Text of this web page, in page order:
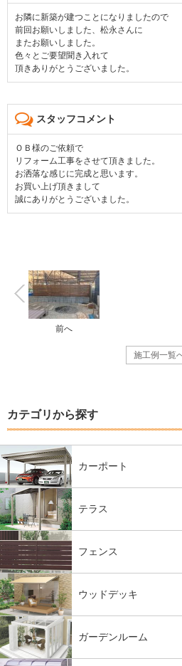
お隣に新築が建つことになりましたので
前回お願いしました、松永さんに
またお願いしました。
色々とご要望聞き入れて
頂きありがとうございました。
スタッフコメント
ＯＢ様のご依頼で
リフォーム工事をさせて頂きました。
お洒落な感じに完成と思います。
お買い上げ頂きまして
誠にありがとうございました。
施工例一覧
前へ
カテゴリから探す
カーポート
テラス
フェンス
ウッドデッキ
ガーデンルーム